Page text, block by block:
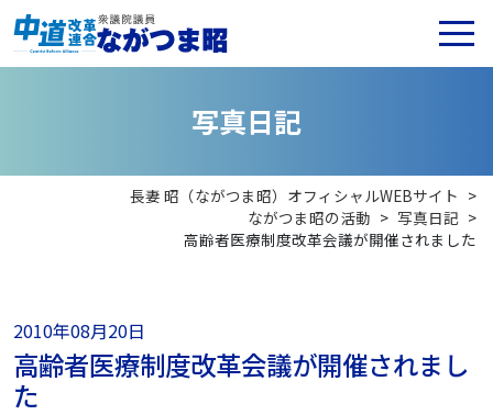
写真日記
長妻 昭（ながつま昭）オフィシャルWEBサイト >
ながつま昭の活動 > 写真日記 >
高齢者医療制度改革会議が開催されました
2010年08月20日
高齢者医療制度改革会議が開催されまし
た